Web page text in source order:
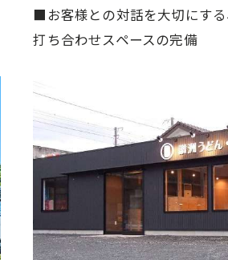
■お客様との対話を大切にす
打ち合わせスペースの完備